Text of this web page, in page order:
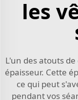
les
L'un des atouts
épaisseur. Cette
ce qui peut
pendant vos